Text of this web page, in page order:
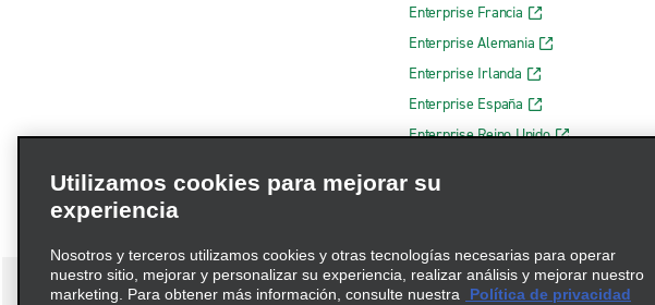
Enterprise Francia
Enterprise Alemania
Enterprise Irlanda
Enterprise España
Enterprise Reino Unido
Utilizamos cookies para mejorar su
experiencia
Nosotros y terceros utilizamos cookies y otras tecnologías necesarias para operar
nuestro sitio, mejorar y personalizar su experiencia, realizar análisis y mejorar nuestro
marketing. Para obtener más información, consulte nuestra
Política de privacidad